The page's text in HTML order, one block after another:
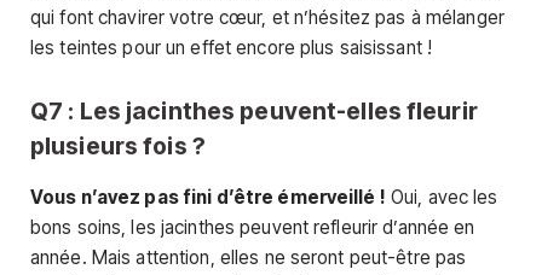
qui font chavirer votre cœur, et n’hésitez pas à mélanger
les teintes pour un effet encore plus saisissant !
Q7 : Les jacinthes peuvent-elles fleurir
plusieurs fois ?
Vous n’avez pas fini d’être émerveillé ! Oui, avec les
bons soins, les jacinthes peuvent refleurir d’année en
année. Mais attention, elles ne seront peut-être pas